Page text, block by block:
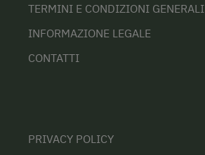
TERMINI E CONDIZIONI GENERALI
INFORMAZIONE LEGALE
CONTATTI
PRIVACY POLICY